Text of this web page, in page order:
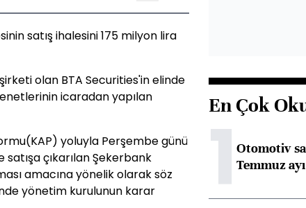
satış ihalesini 175 milyon lira
olan BTA Securities'in elinde
icaradan yapılan
yoluyla Perşembe günü
satışa çıkarılan Şekerbank
amacına yönelik olarak söz
yönetim kurulunun karar
En Çok
1Otomotiv
Temmuz ayı